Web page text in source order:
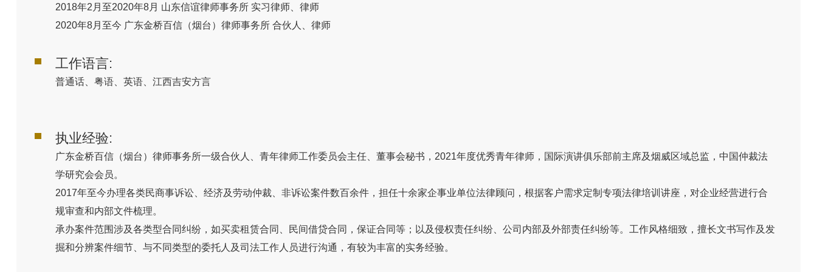
2018年2月至2020年8月 山东信谊律师事务所 实习律师、律师
2020年8月至今 广东金桥百信（烟台）律师事务所 合伙人、律师
工作语言:
普通话、粤语、英语、江西吉安方言
执业经验:
广东金桥百信（烟台）律师事务所一级合伙人、青年律师工作委员会主任、董事会秘书，2021年度优秀青年律师，国际演讲俱乐部前主席及烟威区域总监，中国仲裁法
学研究会会员。
2017年至今办理各类民商事诉讼、经济及劳动仲裁、非诉讼案件数百余件，担任十余家企事业单位法律顾问，根据客户需求定制专项法律培训讲座，对企业经营进行合
规审查和内部文件梳理。
承办案件范围涉及各类型合同纠纷，如买卖租赁合同、民间借贷合同，保证合同等；以及侵权责任纠纷、公司内部及外部责任纠纷等。工作风格细致，擅长文书写作及发
掘和分辨案件细节、与不同类型的委托人及司法工作人员进行沟通，有较为丰富的实务经验。